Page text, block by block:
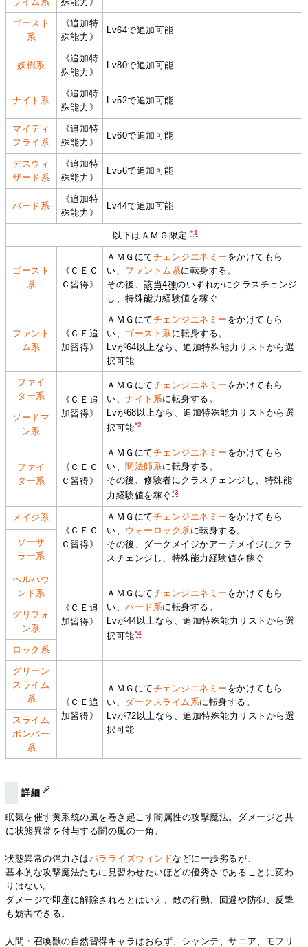
ゴースト
系
《追加特
殊能力》
Lv64で追加可能
妖樹系
《追加特
殊能力》
Lv80で追加可能
ナイト系
《追加特
殊能力》
Lv52で追加可能
マイティ
フライ系
《追加特
殊能力》
Lv60で追加可能
デスウィ
ザード系
《追加特
殊能力》
Lv56で追加可能
バード系
《追加特
殊能力》
Lv44で追加可能
‐以下はＡＭＧ限定‐*1
ゴースト
系
《ＣＥＣ
Ｃ習得》
ＡＭＧにてチェンジエネミー をかけてもら
い、 ファントム系に転身する。
その後、該当4種のいずれかにクラスチェンジ
し、特殊能力経験値を稼ぐ
ファント
ム系
《ＣＥ追
加習得》
ＡＭＧにてチェンジエネミー をかけてもら
い、
ゴースト系 に転身する。
Lvが64以上なら、追加特殊能力リストから選
択可能
ファイ
ター系
《ＣＥ追
加習得》
ＡＭＧにてチェンジエネミー をかけてもら
い、ナイト系に転身する。
Lvが68以上なら、追加特殊能力リストから選
択可能*2
ソードマ
ン系
ファイ
ター系
《ＣＥＣ
Ｃ習得》
ＡＭＧにてチェンジエネミー をかけてもら
い、闇法師系に転身する。
その後、修験者にクラスチェンジし、特殊能
力経験値を稼ぐ*3
メイジ系
《ＣＥＣ
Ｃ習得》
ＡＭＧにてチェンジエネミー をかけてもら
い、 ウォーロック系 に転身する。
その後、ダークメイジかアーチメイジにクラ
スチェンジし、特殊能力経験値を稼ぐ
ソーサ
ラー系
ヘルハウ
ンド系
《ＣＥ追
加習得》
ＡＭＧにてチェンジエネミー をかけてもら
い、バード系に転身する。
Lvが44以上なら、追加特殊能力リストから選
択可能*4
グリフォ
ン系
ロック系
グリーン
スライム
系
《ＣＥ追
加習得》
ＡＭＧにてチェンジエネミー をかけてもら
い、 ダークスライム系に転身する。
Lvが72以上なら、追加特殊能力リストから選
択可能
スライム
ボンバー
系
詳細
眠気を催す黄系統の風を巻き起こす闇属性の攻撃魔法。ダメージと共
に状態異常を付与する闇の風の一角。
状態異常の強力さはパラライズウィンドなどに一歩劣るが、
基本的な攻撃魔法たちに見習わせたいほどの優秀さであることに変わ
りはない。
ダメージで即座に解除されるとはいえ、敵の行動、回避や防御、反撃
も妨害できる。
人間・召喚獣の自然習得キャラはおらず、シャンテ、サニア、モフリ